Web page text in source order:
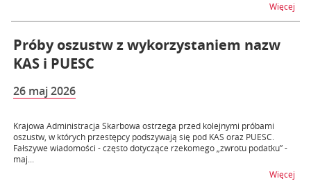
Więcej
Próby oszustw z wykorzystaniem nazw
KAS i PUESC
26 maj 2026
Krajowa Administracja Skarbowa ostrzega przed kolejnymi próbami
oszustw, w których przestępcy podszywają się pod KAS oraz PUESC.
Fałszywe wiadomości - często dotyczące rzekomego „zwrotu podatku” -
maj...
Więcej